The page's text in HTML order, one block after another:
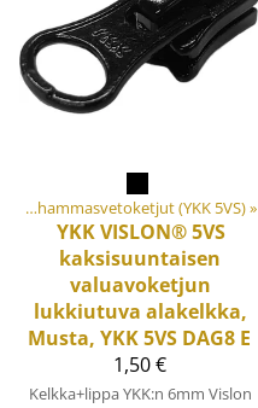
Keskivahvat valuhammasvetoketjut (YKK 5VS)‪»
YKKVISLON® 5VS
kaksisuuntaisen
valuavoketjun
lukkiutuva alakelkka,
Musta, YKK 5VS DAG8 E
1,50 €
Kelkka+lippa YKK:n 6mm Vislon
ja tarvikkeet‪»Vetoketjut‪»